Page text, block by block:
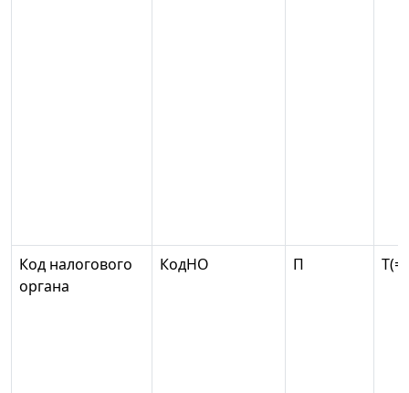
Код налогового
органа
КодНО П